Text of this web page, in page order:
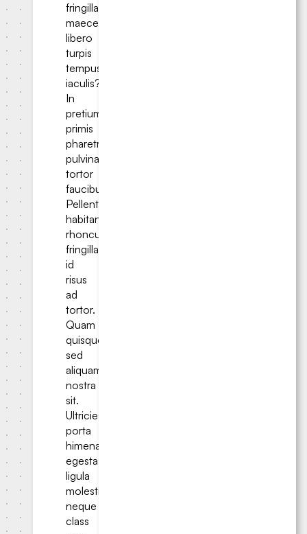
fringilla
maecenas
libero
turpis
tempus
iaculis?
In
pretium
primis
pharetra
pulvinar
tortor
faucibus.
Pellentesque
habitant
rhoncus
fringilla,
id
risus
ad
tortor.
Quam
quisque
sed
aliquam
nostra
sit.
Ultricies
porta
himenaeos
egestas
ligula
molestie;
neque
class